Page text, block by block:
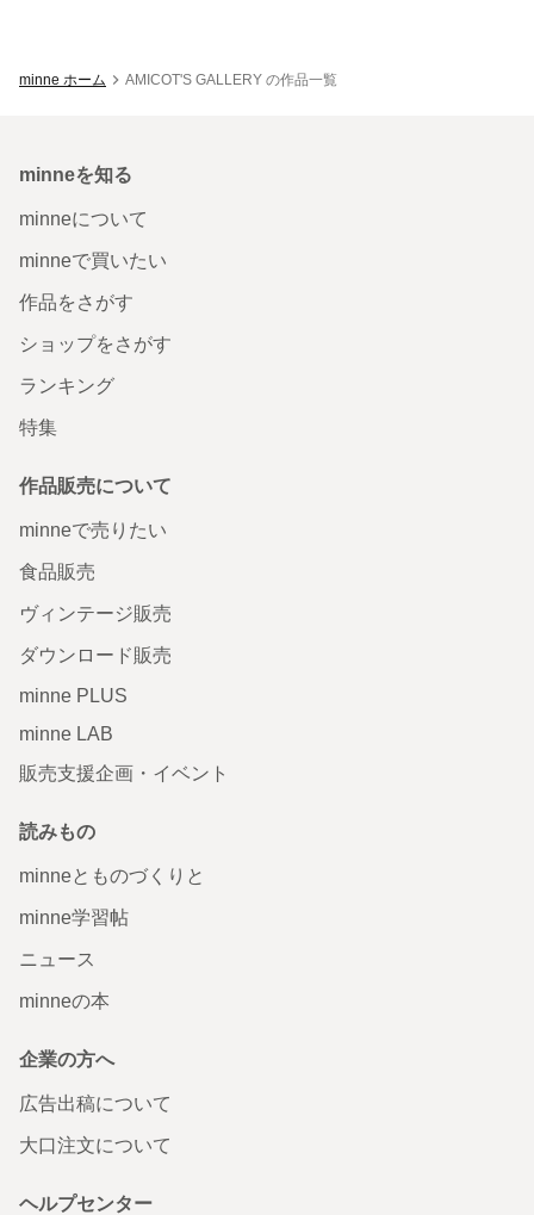
minne ホーム AMICOT'S GALLERY の作品一覧
minneを知る
minneについて
minneで買いたい
作品をさがす
ショップをさがす
ランキング
特集
作品販売について
minneで売りたい
食品販売
ヴィンテージ販売
ダウンロード販売
minne PLUS
minne LAB
販売支援企画・イベント
読みもの
minneとものづくりと
minne学習帖
ニュース
minneの本
企業の方へ
広告出稿について
大口注文について
ヘルプセンター